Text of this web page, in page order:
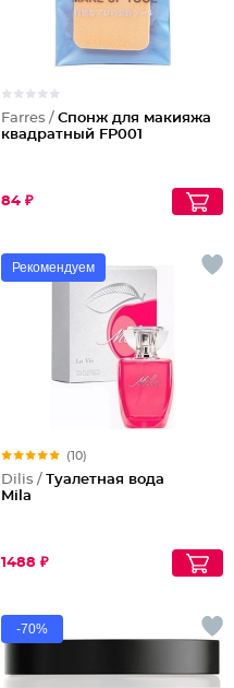
Farres / Спонж для макияжа
квадратный FP001
84 ₽
Рекомендуем
(10)
Dilis / Туалетная вода
Mila
1488 ₽
-70%